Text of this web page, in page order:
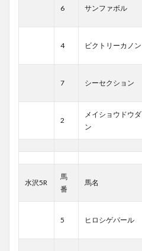
6 サンファボル
4 ビクトリーカノン
7 シーセクション
2
メイショウドウダ
ン
水沢5R
馬
番
馬名
5 ヒロシゲパール